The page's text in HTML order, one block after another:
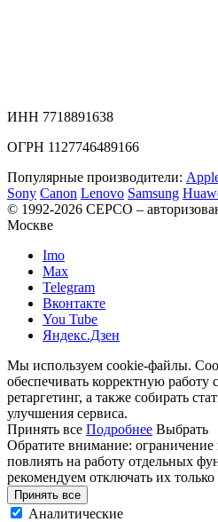
ИНН 7718891638
ОГРН 1127746489166
Популярные производители:
Sony Canon Lenovo Samsung
© 1992-2026 СЕРСO –
Москве
Imo
Max
Telegram
Вконтакте
You Tube
Яндекс.Дзен
Мы используем cookie-файлы.
обеспечивать корректную работу
ретаргетинг, а также собирать
улучшения сервиса.
Принять все Подробнее Выбрать
Обратите внимание:
повлиять на работу отдельных
рекомендуем отключать их
Принять все
Аналитические